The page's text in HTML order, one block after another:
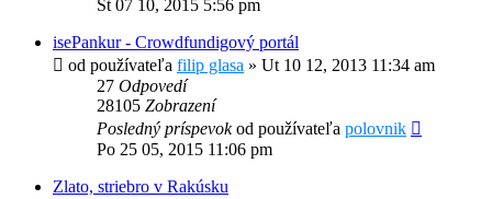
St 07 10, 2015 5:56 pm
isePankur - Crowdfundigový portál
od používateľa filip glasa » Ut 10 12, 2013 11:34 am
27 Odpovedí
28105 Zobrazení
Posledný príspevokod používateľa polovnik
Po 25 05, 2015 11:06 pm
Zlato, striebro v Rakúsku